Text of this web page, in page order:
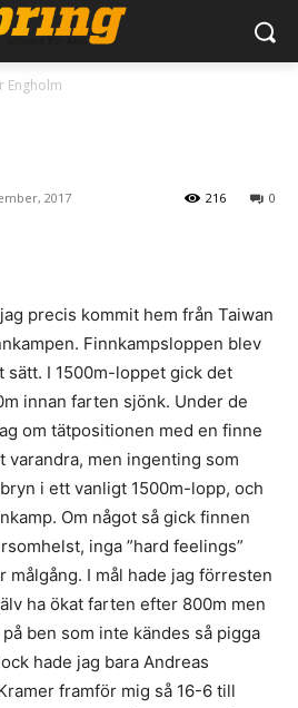
Engholm
2017 0
216
precis kommit hem från Taiwan
Finnkampsloppen blev
sätt. I 1500m-loppet gick det
innan farten sjönk. Under de
om tätpositionen med en finne
varandra, men ingenting som
i ett vanligt 1500m-lopp, och
Om något så gick finnen
inga ”hard feelings”
målgång. I mål hade jag förresten
ha ökat farten efter 800m men
ben som inte kändes så pigga
hade jag bara Andreas
framför mig så 16-6 till